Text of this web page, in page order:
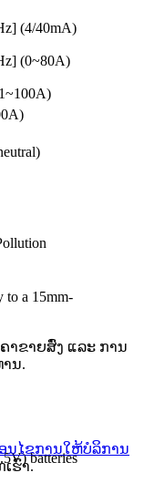
(4/40mA)
(0~80A)
to a 15mm-
batteries
າຂາຍສົ່ງ ແລະ ການ
ນ.
ອນໄຂການໃຫ້ບໍລິການ
ຮົາ.